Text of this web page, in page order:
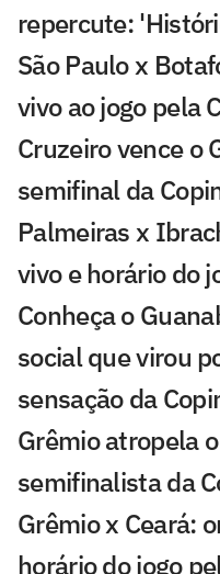
repercute:
São Paulo x
vivo ao jogo pela
Cruzeiro vence o
semifinal da
Palmeiras x
vivo e horário do
Conheça o
social que virou
sensação da
Grêmio atropela
semifinalista da
Grêmio x Ceará:
horário do jogo